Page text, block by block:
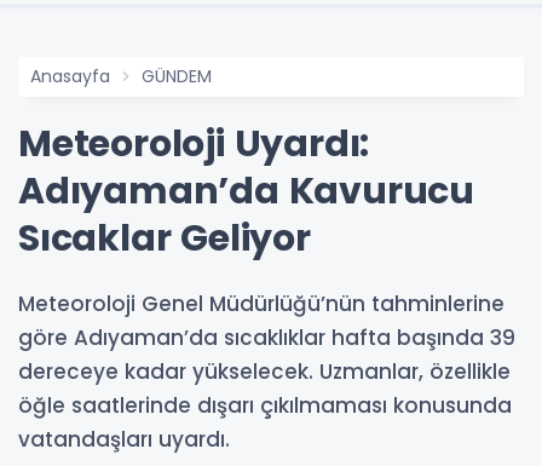
Anasayfa GÜNDEM
Meteoroloji Uyardı:
Adıyaman’da Kavurucu
Sıcaklar Geliyor
Meteoroloji Genel Müdürlüğü’nün tahminlerine
göre Adıyaman’da sıcaklıklar hafta başında 39
dereceye kadar yükselecek. Uzmanlar, özellikle
öğle saatlerinde dışarı çıkılmaması konusunda
vatandaşları uyardı.